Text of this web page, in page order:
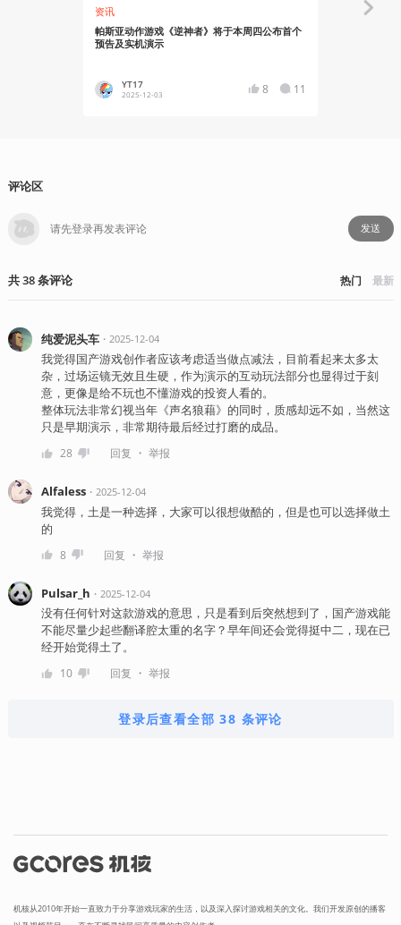
资讯
帕斯亚动作游戏《逆神者》将于本周四公布首个
预告及实机演示
YT17
2025-12-03 8 11
评论区
发送
共38条评论 热门 最新
纯爱泥头车・ 2025-12-04
我觉得国产游戏创作者应该考虑适当做点减法，目前看起来太多太
杂，过场运镜无效且生硬，作为演示的互动玩法部分也显得过于刻
意，更像是给不玩也不懂游戏的投资人看的。
整体玩法非常幻视当年《声名狼藉》的同时，质感却远不如，当然这
只是早期演示，非常期待最后经过打磨的成品。
28 回复 ・ 举报
Alfaless・ 2025-12-04
我觉得，土是一种选择，大家可以很想做酷的，但是也可以选择做土
的
8 回复 ・ 举报
Pulsar_h ・ 2025-12-04
没有任何针对这款游戏的意思，只是看到后突然想到了，国产游戏能
不能尽量少起些翻译腔太重的名字？早年间还会觉得挺中二，现在已
经开始觉得土了。
10 回复 ・ 举报
登录后查看全部 38 条评论
机核从2010年开始一直致力于分享游戏玩家的生活，以及深入探讨游戏相关的文化。我们开发原创的播客